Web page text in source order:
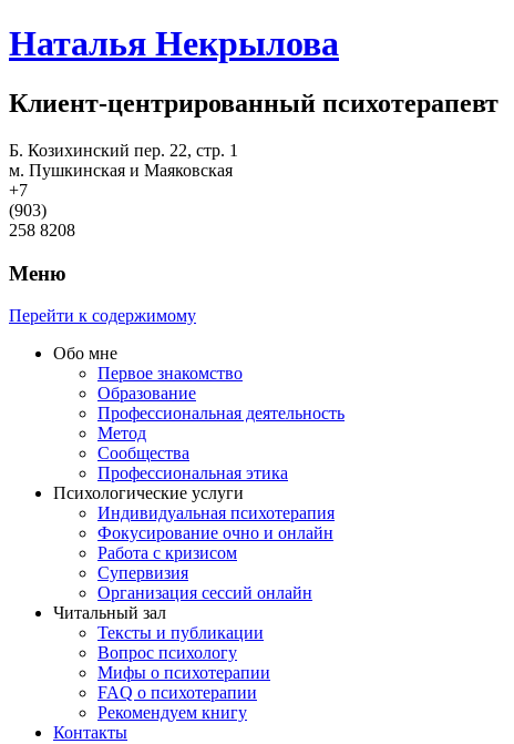
Наталья Некрылова
Клиент-центрированный психотерапевт
Б. Козихинский пер. 22, стр. 1
м. Пушкинская и Маяковская
+7
(903)
258 8208
Меню
Перейти к содержимому
Обо мне
Первое знакомство
Образование
Профессиональная деятельность
Метод
Сообщества
Профессиональная этика
Психологические услуги
Индивидуальная психотерапия
Фокусирование очно и онлайн
Работа с кризисом
Супервизия
Организация сессий онлайн
Читальный зал
Тексты и публикации
Вопрос психологу
Мифы о психотерапии
FAQ о психотерапии
Рекомендуем книгу
Контакты